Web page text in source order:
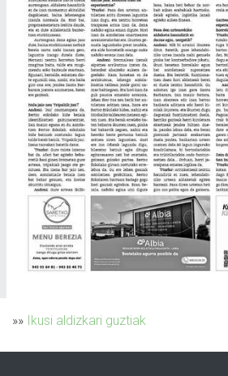
»» Ikusi aldizkari guztiak